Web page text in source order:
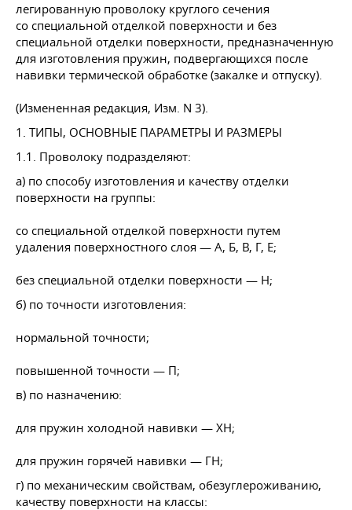
легированную проволоку круглого сечения
со специальной отделкой поверхности и без
специальной отделки поверхности, предназначенную
для изготовления пружин, подвергающихся после
навивки термической обработке (закалке и отпуску).
(Измененная редакция, Изм. N 3).
1. ТИПЫ, ОСНОВНЫЕ ПАРАМЕТРЫ И РАЗМЕРЫ
1.1. Проволоку подразделяют:
а) по способу изготовления и качеству отделки
поверхности на группы:
со специальной отделкой поверхности путем
удаления поверхностного слоя — А, Б, В, Г, Е;
без специальной отделки поверхности — Н;
б) по точности изготовления:
нормальной точности;
повышенной точности — П;
в) по назначению:
для пружин холодной навивки — ХН;
для пружин горячей навивки — ГН;
г) по механическим свойствам, обезуглероживанию,
качеству поверхности на классы: